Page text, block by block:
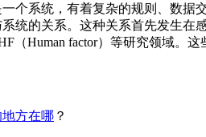
个系统，有着复杂的规则、数
统的关系。这种关系首先发生
（Human factor）等研究领域
方在哪 ？